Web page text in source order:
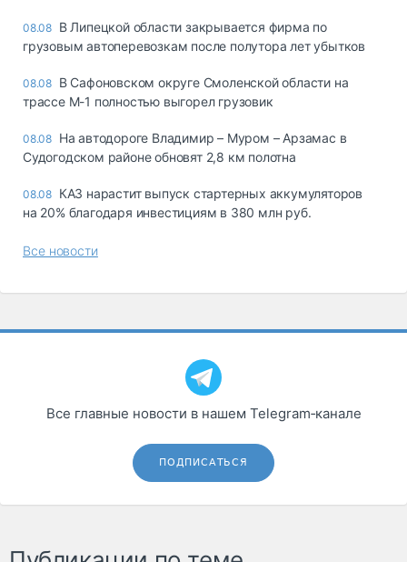
08.08 В Липецкой области закрывается фирма по
грузовым автоперевозкам после полутора лет убытков
08.08 В Сафоновском округе Смоленской области на
трассе М-1 полностью выгорел грузовик
08.08 На автодороге Владимир – Муром – Арзамас в
Судогодском районе обновят 2,8 км полотна
08.08 КАЗ нарастит выпуск стартерных аккумуляторов
на 20% благодаря инвестициям в 380 млн руб.
Все новости
Все главные новости в нашем Telegram‑канале
ПОДПИСАТЬСЯ